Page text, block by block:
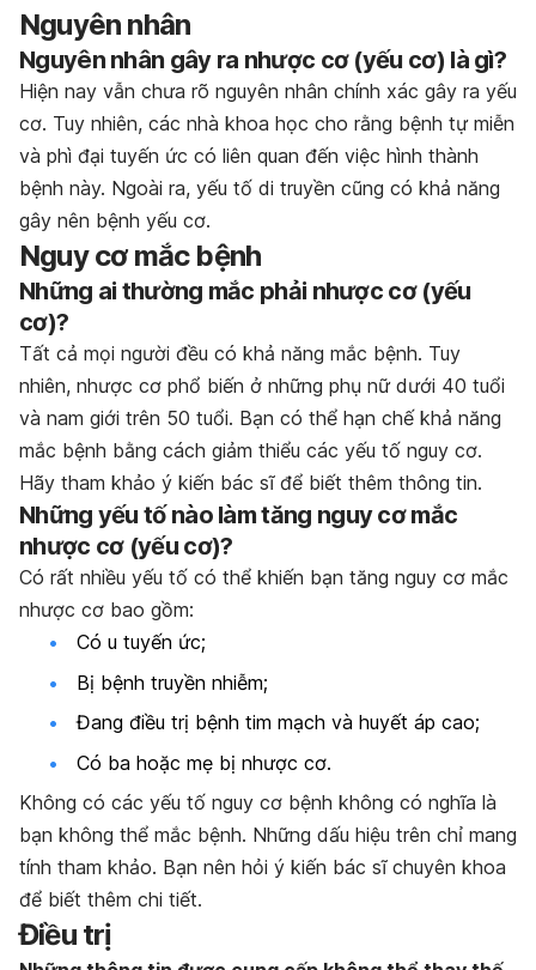
Nguyên nhân
Nguyên nhân gây ra nhược cơ(yếu cơ) làgì?
Hiện nay vẫn chưa rõ nguyên nhân chính xác gây ra yếu
cơ. Tuy nhiên, các nhà khoa học cho rằng bệnh tự miễn
và phì đại tuyến ức có liên quan đến việc hình thành
bệnh này. Ngoài ra, yếu tố di truyền cũng có khả năng
gây nên bệnh yếu cơ.
Nguy cơ mắc bệnh
Những ai thường mắc phải nhược cơ(yếu
cơ)?
Tất cả mọi người đều có khả năng mắc bệnh. Tuy
nhiên, nhược cơ phổ biến ở những phụ nữ dưới 40 tuổi
và nam giới trên 50 tuổi. Bạn có thể hạn chế khả năng
mắc bệnh bằng cách giảm thiểu các yếu tố nguy cơ.
Hãy tham khảo ý kiến bác sĩ để biết thêm thông tin.
Những yếu tốnào làm tăng nguy cơmắc
nhược cơ(yếu cơ)?
Có rất nhiều yếu tố có thể khiến bạn tăng nguy cơ mắc
nhược cơ bao gồm:
Có u tuyến ức;
Bị bệnh truyền nhiễm;
Đang điều trị bệnh tim mạch và huyết áp cao;
Có ba hoặc mẹ bị nhược cơ.
Không có các yếu tố nguy cơ bệnh không có nghĩa là
bạn không thể mắc bệnh. Những dấu hiệu trên chỉ mang
tính tham khảo. Bạn nên hỏi ý kiến bác sĩ chuyên khoa
để biết thêm chi tiết.
Điều trị